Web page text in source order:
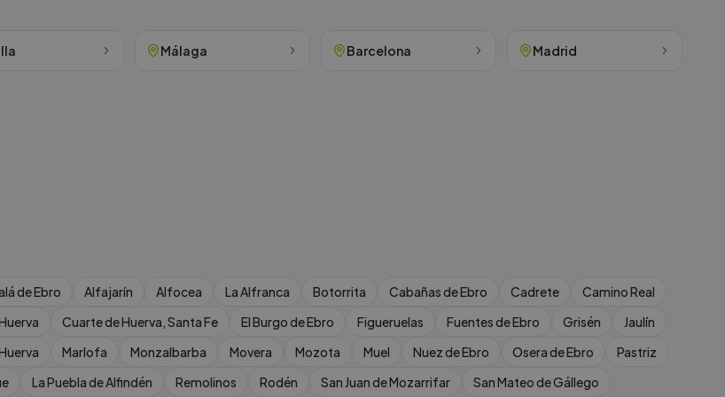
Málaga Barcelona Madrid
de Ebro Alfajarín Alfocea La Alfranca Botorrita Cabañas de Ebro Cadrete
Camino Real
Cuarte de Huerva, Santa Fe El Burgo de Ebro Figueruelas Fuentes de Ebro Grisén
Jaulín
Marlofa Monzalbarba Movera Mozota Muel Nuez de Ebro Osera de Ebro
Pastriz
La Puebla de Alfindén Remolinos Rodén San Juan de Mozarrifar San Mateo de Gállego